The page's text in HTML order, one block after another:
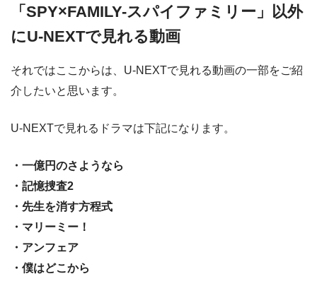
「SPY×FAMILY-スパイファミリー」以外
にU-NEXTで見れる動画
それではここからは、U-NEXTで見れる動画の一部をご紹
介したいと思います。
U-NEXTで見れるドラマは下記になります。
・一億円のさようなら
・記憶捜査2
・先生を消す方程式
・マリーミー！
・アンフェア
・僕はどこから